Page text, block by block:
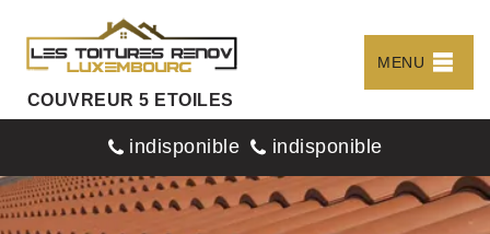
COUVREUR 5 ETOILES
MENU
indisponible indisponible